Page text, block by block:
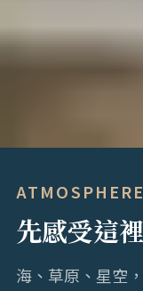
ATMOSPHERE
先感受這
海、草原、星空